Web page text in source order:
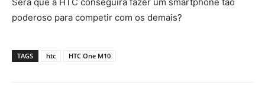
poderoso para competir com os demais?
TAGS htc HTC One M10